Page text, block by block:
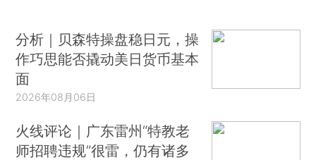
分析｜贝森特操盘稳日元，操
作巧思能否撬动美日货币基本
面
2026年08月06日
火线评论｜广东雷州“特教老
师招聘违规”很雷，仍有诸多